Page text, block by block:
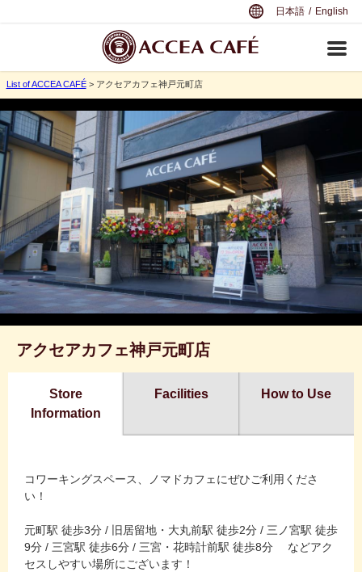
日本語 / English
List of ACCEA CAFÉ> アクセアカフェ神戸元町店
アクセアカフェ神戸元町店
Store
Information
Facilities How to Use
コワーキングスペース、ノマドカフェにぜひご利用くださ
い！
元町駅 徒歩3分 / 旧居留地・大丸前駅 徒歩2分 / 三ノ宮駅 徒歩
9分 / 三宮駅 徒歩6分 / 三宮・花時計前駅 徒歩8分 などアク
セスしやすい場所にございます！